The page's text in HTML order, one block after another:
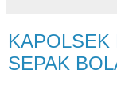
KAPOLSEK
SEPAK